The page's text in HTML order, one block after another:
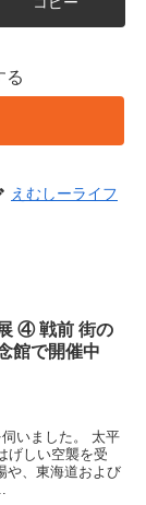
る
えむしーライフ
④ 戦前 街の
館で開催中
いました。 太平
げしい空襲を受
や、東海道および